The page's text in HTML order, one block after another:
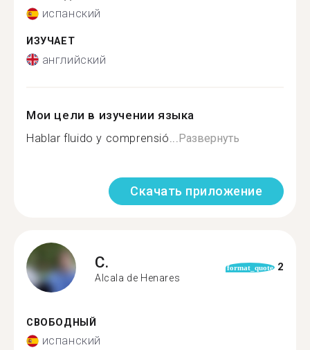
испанский
ИЗУЧАЕТ
английский
Мои цели в изучении языка
Hablar fluido y comprensió... Развернуть
Скачать приложение
C.
Alcala de Henares
format_quote 2
СВОБОДНЫЙ
испанский